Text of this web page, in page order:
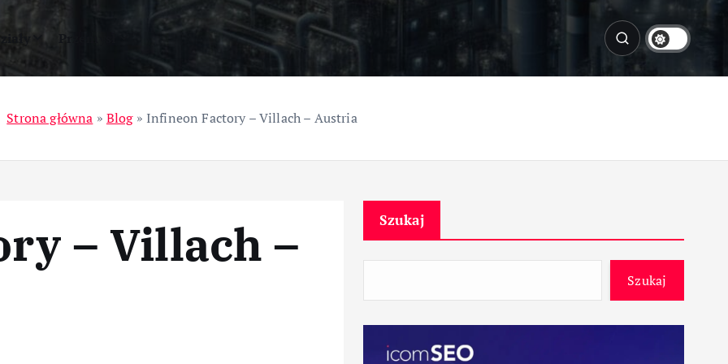
Przemysł
Strona główna » Blog» Infineon Factory – Villach – Austria
– Villach –
Szukaj
Szukaj